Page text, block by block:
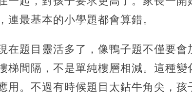
連最基本的小學題都會算錯。
在題目靈活多了，像鴨子題不僅要會
梯間隔，不是單純樓層相減。這種變
用。不過有時候題目太鉆牛角尖，孩